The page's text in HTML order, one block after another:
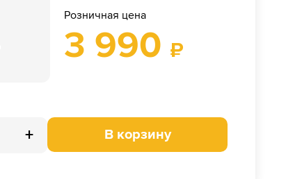
Розничная цена
3 990 ₽
+ В корзину